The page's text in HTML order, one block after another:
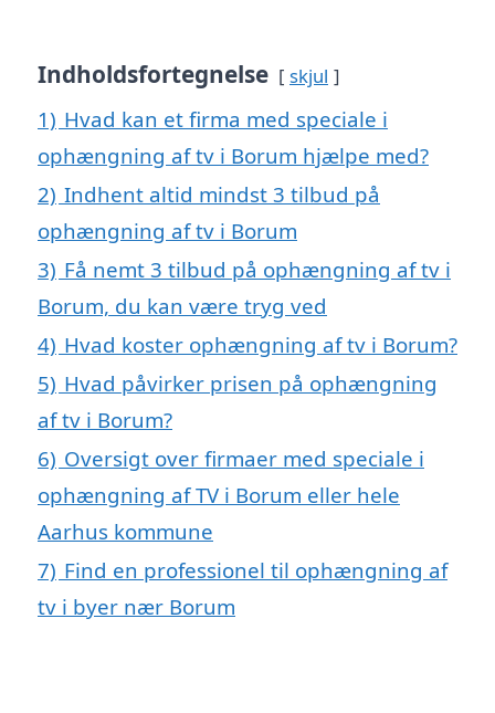
Indholdsfortegnelse skjul
1) Hvad kan et firma med speciale i
ophængning af tv i Borum hjælpe med?
2) Indhent altid mindst 3 tilbud på
ophængning af tv i Borum
3) Få nemt 3 tilbud på ophængning af tv i
Borum, du kan være tryg ved
4) Hvad koster ophængning af tv i Borum?
5) Hvad påvirker prisen på ophængning
af tv i Borum?
6) Oversigt over firmaer med speciale i
ophængning af TV i Borum eller hele
Aarhus kommune
7) Find en professionel til ophængning af
tv i byer nær Borum